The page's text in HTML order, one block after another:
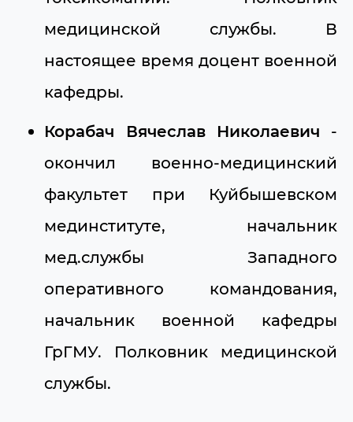
медицинской службы. В
настоящее время доцент военной
кафедры.
Корабач Вячеслав Николаевич -
окончил военно-медицинский
факультет при Куйбышевском
мединституте, начальник
мед.службы Западного
оперативного командования,
начальник военной кафедры
ГрГМУ. Полковник медицинской
службы.